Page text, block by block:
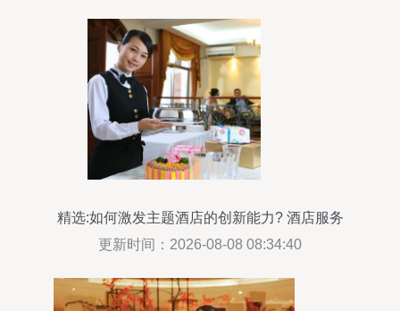
精选:如何激发主题酒店的创新能力? 酒店服务
更新时间：2026-08-08 08:34:40